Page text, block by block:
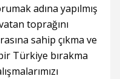
adına yapılmış
toprağını
sahip çıkma ve
Türkiye bırakma